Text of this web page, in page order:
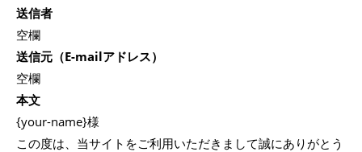
送信者
空欄
送信元（E-mailアドレス）
空欄
本文
{your-name}様
この度は、当サイトをご利用いただきまして誠にありがとう